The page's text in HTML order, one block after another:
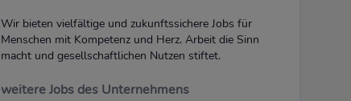
Wir bieten vielfältige und zukunftssichere Jobs für
Menschen mit Kompetenz und Herz. Arbeit die Sinn
macht und gesellschaftlichen Nutzen stiftet.
weitere Jobs des Unternehmens